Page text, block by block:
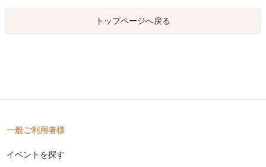
トップページへ戻る
一般ご利用者様
イベントを探す